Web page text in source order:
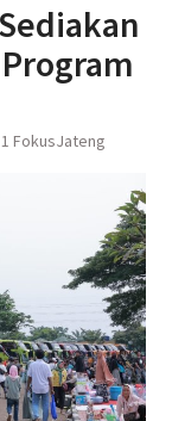
FokusJateng